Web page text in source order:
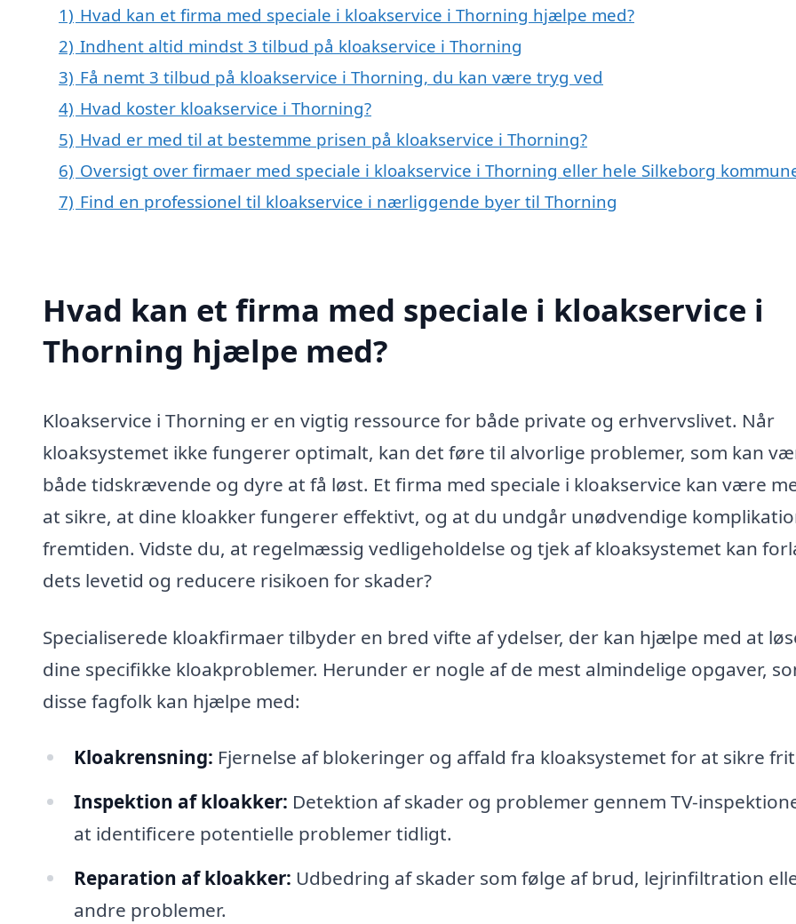
1) Hvad kan et firma med speciale i kloakservice i Thorning hjælpe med?
2) Indhent altid mindst 3 tilbud på kloakservice i Thorning
3) Få nemt 3 tilbud på kloakservice i Thorning, du kan være tryg ved
4) Hvad koster kloakservice i Thorning?
5) Hvad er med til at bestemme prisen på kloakservice i Thorning?
6) Oversigt over firmaer med speciale i kloakservice i Thorning eller hele Silkeborg
7) Find en professionel til kloakservice i nærliggende byer til Thorning
Hvad kan et firma med speciale i kloakservice i
Thorning hjælpe med?
Kloakservice i Thorning er en vigtig ressource for både private og erhvervslivet. Når
kloaksystemet ikke fungerer optimalt, kan det føre til alvorlige problemer, som kan
både tidskrævende og dyre at få løst. Et firma med speciale i kloakservice kan være
at sikre, at dine kloakker fungerer effektivt, og at du undgår unødvendige
fremtiden. Vidste du, at regelmæssig vedligeholdelse og tjek af kloaksystemet kan
dets levetid og reducere risikoen for skader?
Specialiserede kloakfirmaer tilbyder en bred vifte af ydelser, der kan hjælpe med at
dine specifikke kloakproblemer. Herunder er nogle af de mest almindelige opgaver,
disse fagfolk kan hjælpe med:
Kloakrensning: Fjernelse af blokeringer og affald fra kloaksystemet for at sikre
Inspektion af kloakker: Detektion af skader og problemer gennem TV-
at identificere potentielle problemer tidligt.
Reparation af kloakker: Udbedring af skader som følge af brud, lejrinfiltration
andre problemer.